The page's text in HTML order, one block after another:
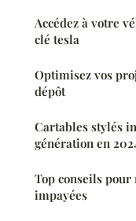
Accédez à votre
clé tesla
Optimisez vos
dépôt
Cartables stylés
génération en
Top conseils
impayées